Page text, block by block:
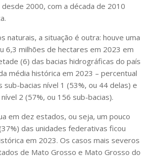
2000, com a década de 2010
naturais, a situação é outra: houve uma
6,3 milhões de hectares em 2023 em
(6) das bacias hidrográficas do país
média histórica em 2023 – percentual
sub-bacias nível 1 (53%, ou 44 delas) e
2 (57%, ou 156 sub-bacias).
em dez estados, ou seja, um pouco
das unidades federativas ficou
em 2023. Os casos mais severos
de Mato Grosso e Mato Grosso do